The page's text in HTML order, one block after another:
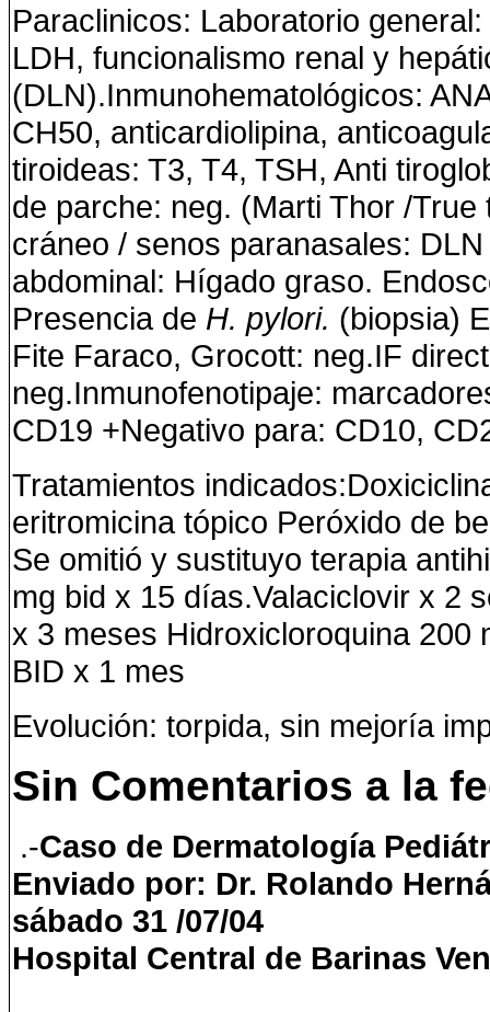
Paraclinicos: Laboratorio
LDH, funcionalismo renal y
(DLN).Inmunohematológicos:
CH50, anticardiolipina,
tiroideas: T3, T4, TSH, Anti
de parche: neg. (Marti Thor /
cráneo / senos paranasales:
abdominal: Hígado graso.
Presencia de H. pylori. (biopsia)
Fite Faraco, Grocott: neg.IF
neg.Inmunofenotipaje:
CD19 +Negativo para: CD10,
Tratamientos indicados:
eritromicina tópico Peróxido de
Se omitió y sustituyo terapia
mg bid x 15 días.Valaciclovir x 2
x 3 meses Hidroxicloroquina 200
BID x 1 mes
Evolución: torpida, sin mejoría
Sin Comentarios a la
.-Caso de Dermatología
Enviado por: Dr. Rolando
sábado 31 /07/04
Hospital Central de Barinas